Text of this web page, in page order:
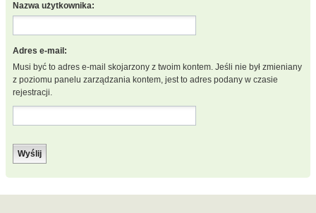
Nazwa użytkownika:
Adres e-mail:
Musi być to adres e-mail skojarzony z twoim kontem. Jeśli nie był zmieniany
z poziomu panelu zarządzania kontem, jest to adres podany w czasie
rejestracji.